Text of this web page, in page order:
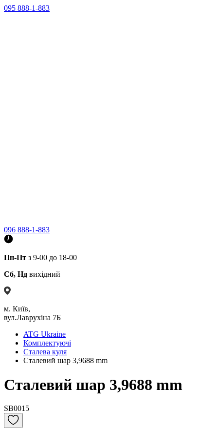
095 888-1-883
096 888-1-883
Пн-Пт з 9-00 до 18-00
Сб, Нд вихідний
м. Київ,
вул.Лаврухіна 7Б
ATG Ukraine
Комплектуючі
Сталева куля
Сталевий шар 3,9688 mm
Сталевий шар 3,9688 mm
SB0015